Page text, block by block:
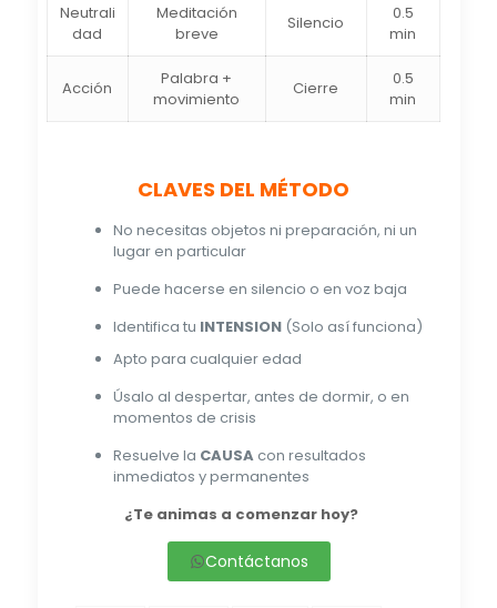
Neutrali
dad
Meditación
breve
Silencio
0.5
min
Acción
Palabra +
movimiento
Cierre
0.5
min
CLAVES DEL MÉTODO
No necesitas objetos ni preparación, ni un
lugar en particular
Puede hacerse en silencio o en voz baja
Identifica tu INTENSION(Solo así funciona)
Apto para cualquier edad
Úsalo al despertar, antes de dormir, o en
momentos de crisis
Resuelve la CAUSAcon resultados
inmediatos y permanentes
¿Te animas a comenzar hoy?
Contáctanos